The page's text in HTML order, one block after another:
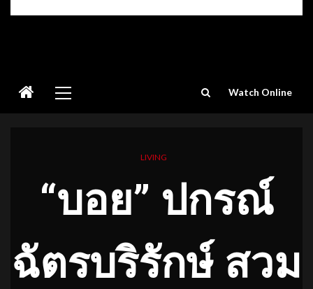
Menu
Watch Online
LIVING
“บอย” ปกรณ์
ฉัตรบริรักษ์ สวม